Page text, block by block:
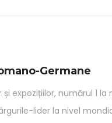
Germane
expozițiilor, numărul 1
lider la nivel